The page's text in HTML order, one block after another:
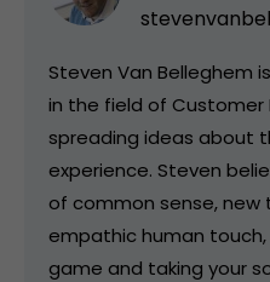
Steven Van Belleghem
in the field of Customer
spreading ideas about
experience. Steven
of common sense, new
empathic human
game and taking your